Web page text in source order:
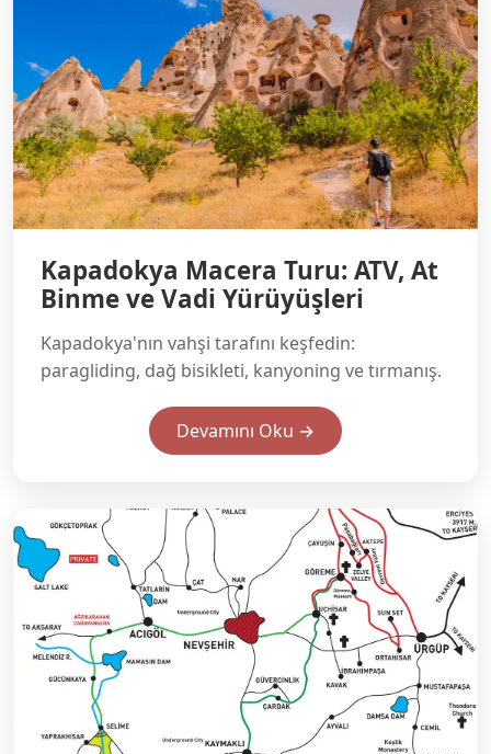
Kapadokya Macera Turu: ATV, At
Binme ve Vadi Yürüyüşleri
Kapadokya'nın vahşi tarafını keşfedin:
paragliding, dağ bisikleti, kanyoning ve tırmanış.
Devamını Oku →